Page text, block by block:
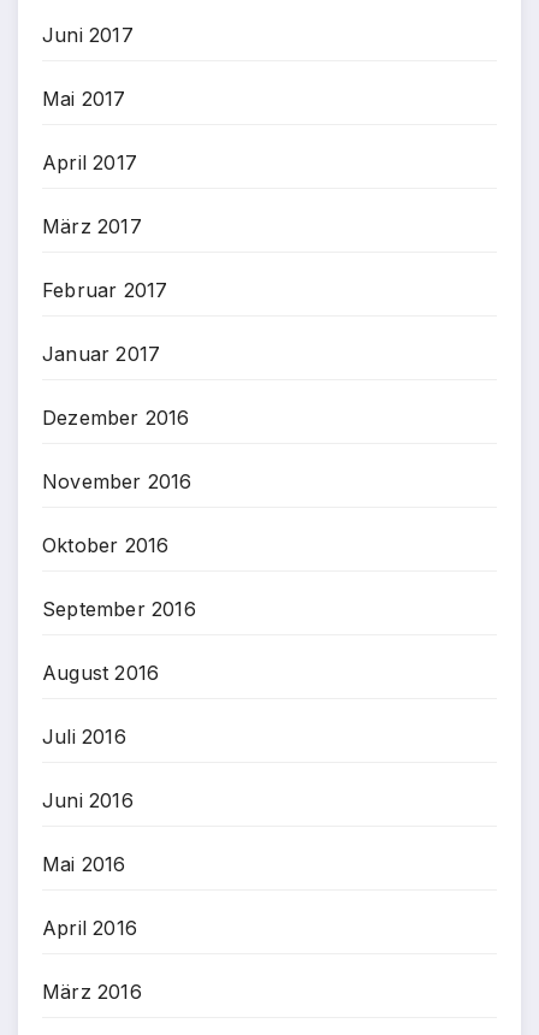
Juni 2017
Mai 2017
April 2017
März 2017
Februar 2017
Januar 2017
Dezember 2016
November 2016
Oktober 2016
September 2016
August 2016
Juli 2016
Juni 2016
Mai 2016
April 2016
März 2016